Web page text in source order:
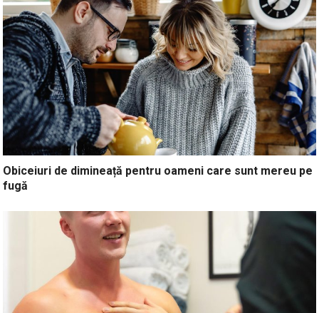
Obiceiuri de dimineață pentru oameni care sunt mereu pe
fugă